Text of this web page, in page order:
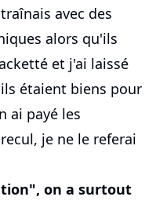
avec des
alors qu'ils
et j'ai laissé
étaient biens pour
ai payé les
je ne le referai
on a surtout